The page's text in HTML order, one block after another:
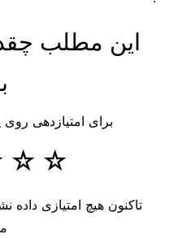
این مطلب
برای امتیازدهی روی
☆
☆
تاکنون هیچ امتیازی داده